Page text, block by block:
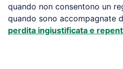
quando non consentono un
quando sono accompagnate
perdita ingiustificata e